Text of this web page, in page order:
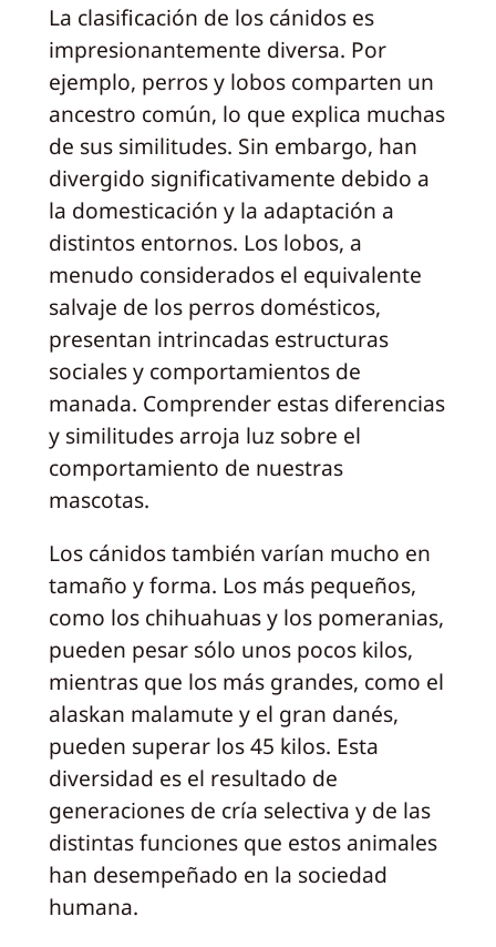
La clasificación de los cánidos es
impresionantemente diversa. Por
ejemplo, perros y lobos comparten un
ancestro común, lo que explica muchas
de sus similitudes. Sin embargo, han
divergido significativamente debido a
la domesticación y la adaptación a
distintos entornos. Los lobos, a
menudo considerados el equivalente
salvaje de los perros domésticos,
presentan intrincadas estructuras
sociales y comportamientos de
manada. Comprender estas diferencias
y similitudes arroja luz sobre el
comportamiento de nuestras
mascotas.
Los cánidos también varían mucho en
tamaño y forma. Los más pequeños,
como los chihuahuas y los pomeranias,
pueden pesar sólo unos pocos kilos,
mientras que los más grandes, como el
alaskan malamute y el gran danés,
pueden superar los 45 kilos. Esta
diversidad es el resultado de
generaciones de cría selectiva y de las
distintas funciones que estos animales
han desempeñado en la sociedad
humana.